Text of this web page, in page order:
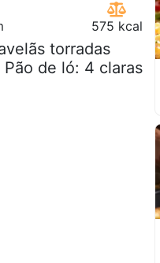
575 kcal
torradas
de ló: 4 claras